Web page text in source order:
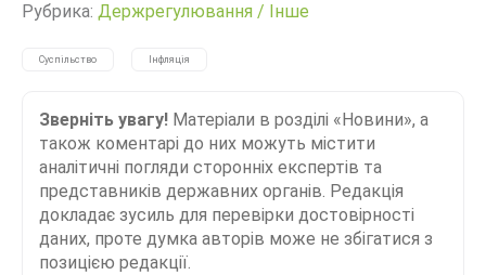
Рубрика: Держрегулювання / Інше
Суспільство Інфляція
Зверніть увагу! Матеріали в розділі «Новини», а
також коментарі до них можуть містити
аналітичні погляди сторонніх експертів та
представників державних органів. Редакція
докладає зусиль для перевірки достовірності
даних, проте думка авторів може не збігатися з
позицією редакції.